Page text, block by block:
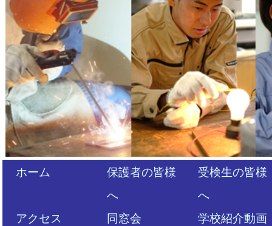
ホーム
保護者の皆様
へ
受検生の皆様
へ
アクセス
同窓会 学校紹介動画